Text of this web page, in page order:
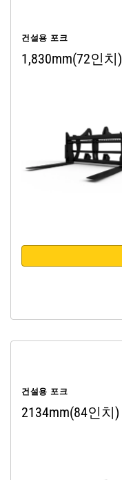
건설용 포크
1,830mm(72인치)
건설용 포크
2134mm(84인치)